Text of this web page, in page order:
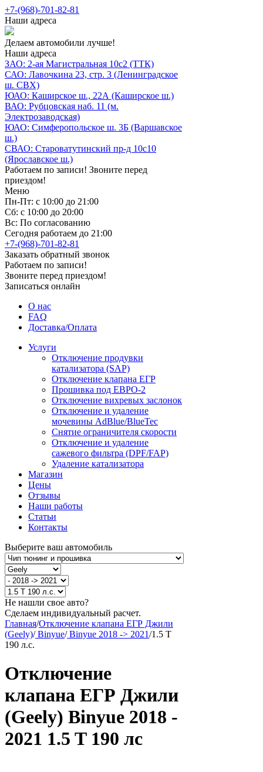
+7-(968)-701-82-81
Наши адреса
Делаем автомобили лучше!
Наши адреса
ЗАО: 2-ая Магистральная 10с2 (ТТК)
САО: Лавочкина 23, стр. 3 (Ленинградское
ш. СВХ)
ЮАО: Каширское ш., 22А (Каширское ш.)
ВАО: Рубцовская наб. 11 (м.
Электрозаводская)
ЮАО: Симферопольское ш. 3Б (Варшавское
ш.)
СВАО: Староватутинский пр-д 10с10
(Ярославское ш.)
Работаем по записи! Звоните перед
приездом!
Меню
Пн-Пт: с 10:00 до 21:00
Сб: с 10:00 до 20:00
Вс: По согласованию
Сегодня работаем до 21:00
+7-(968)-701-82-81
Заказать обратный звонок
Работаем по записи!
Звоните перед приездом!
Записаться онлайн
О нас
FAQ
Доставка/Оплата
Услуги
Отключение продувки
катализатора (SAP)
Отключение клапана ЕГР
Прошивка под ЕВРО-2
Отключение вихревых заслонок
Отключение и удаление
мочевины AdBlue/BlueTec
Снятие ограничителя скорости
Отключение и удаление
сажевого фильтра (DPF/FAP)
Удаление катализатора
Магазин
Цены
Отзывы
Наши работы
Статьи
Контакты
Выберите ваш автомобиль
Не нашли свое авто?
Сделаем индивидуальный расчет.
Главная/Отключение клапана ЕГР Джили
(Geely)/Binyue/Binyue 2018 -> 2021/1.5 T
190 л.с.
Отключение
клапана ЕГР Джили
(Geely) Binyue 2018 -
2021 1.5 T 190 лс